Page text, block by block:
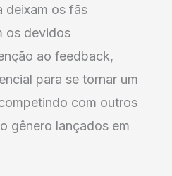
deixam os fãs
os devidos
ao feedback,
para se tornar um
com outros
gênero lançados em